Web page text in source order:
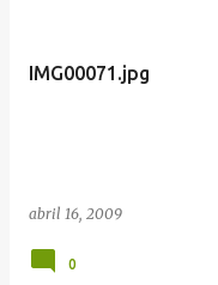
IMG00071.jpg
abril 16, 2009
0